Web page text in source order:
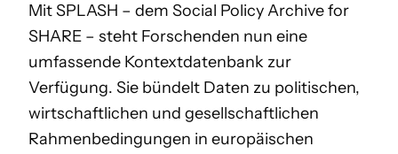
Mit SPLASH – dem Social Policy Archive for
SHARE – steht Forschenden nun eine
umfassende Kontextdatenbank zur
Verfügung. Sie bündelt Daten zu politischen,
wirtschaftlichen und gesellschaftlichen
Rahmenbedingungen in europäischen